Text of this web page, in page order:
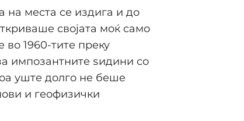
на места се издига и до
својата моќ само
1960-тите преку
импозантните ѕидини со
уште долго не беше
и геофизички